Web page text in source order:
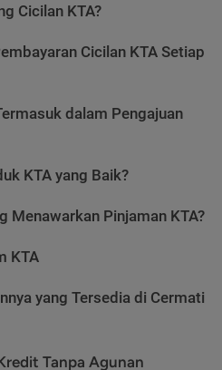
Cicilan KTA?
Cicilan KTA Setiap
dalam Pengajuan
KTA yang Baik?
Menawarkan Pinjaman KTA?
KTA
yang Tersedia di Cermati
Tanpa Agunan